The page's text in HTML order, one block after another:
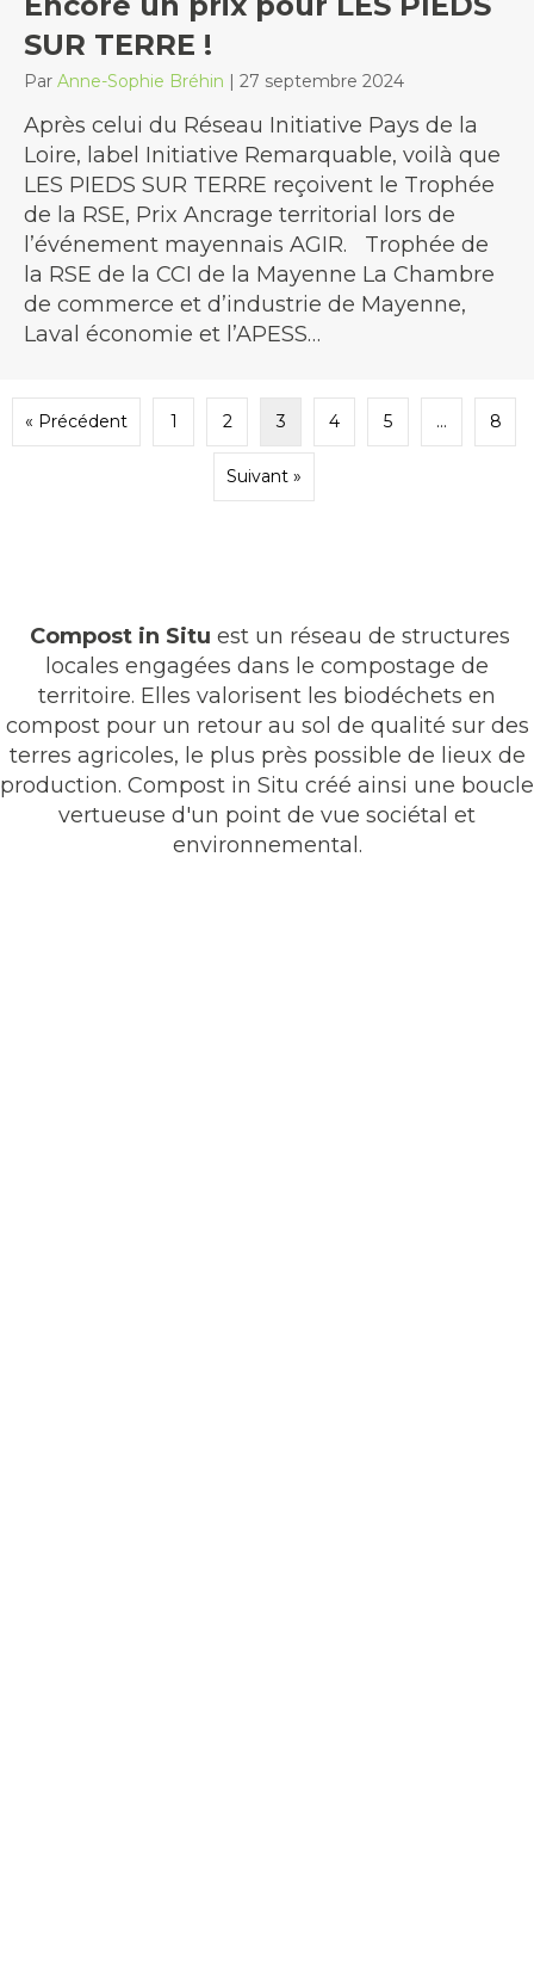
SUR TERRE !
Par Anne-Sophie Bréhin | 27 septembre 2024
Après celui du Réseau Initiative Pays de la
Loire, label Initiative Remarquable, voilà que
LES PIEDS SUR TERRE reçoivent le Trophée
de la RSE, Prix Ancrage territorial lors de
l’événement mayennais AGIR. Trophée de
la RSE de la CCI de la Mayenne La Chambre
de commerce et d’industrie de Mayenne,
Laval économie et l’APESS…
« Précédent 1 2 3 4 5 … 8
Suivant »
Compost in Situ est un réseau de structures
locales engagées dans le compostage de
territoire. Elles valorisent les biodéchets en
compost pour un retour au sol de qualité sur des
terres agricoles, le plus près possible de lieux de
production. Compost in Situ créé ainsi une boucle
vertueuse d'un point de vue sociétal et
environnemental.